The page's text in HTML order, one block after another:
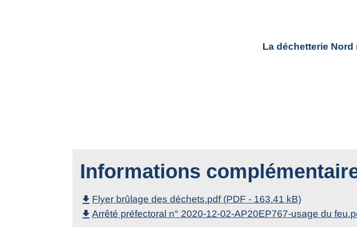
La déchetterie
Informations
file_downloadFlyer brûlage des déchets.pdf (PDF - 163.41 kB)
file_downloadArrêté préfectoral n° 2020-12-02-AP20EP767-usage du